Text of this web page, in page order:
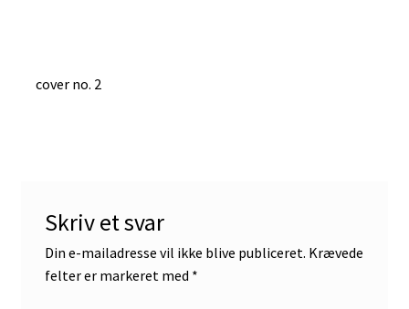
Indlægsnavigation
Forrige
cover no. 2
Skriv et svar
Din e-mailadresse vil ikke blive publiceret. Krævede
felter er markeret med *